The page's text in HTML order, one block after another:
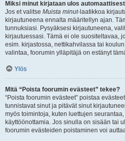
Miksi minut kirjataan ulos
Jos et valitse Muista minut-laatikkoa
kirjautuneena ennalta määritellyn ajan.
tunnuksiasi. Pysyäksesi kirjautuneena,
kirjautuessasi. Tämä ei ole suositeltavaa,
esim. kirjastossa, nettikahvilassa tai
valintaa, foorumin ylläpitäjä on estänyt
Ylös
Mitä “Poista foorumin evästeet” tekee?
“Poista foorumin evästeet” poistaa
tunnistavat sinut ja pitävät sinut
myös toimintoja, kuten luettujen
käyttöönottamia. Jos sinulla on sisään tai
foorumin evästeiden poistaminen voi